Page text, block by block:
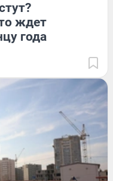
ждет
года